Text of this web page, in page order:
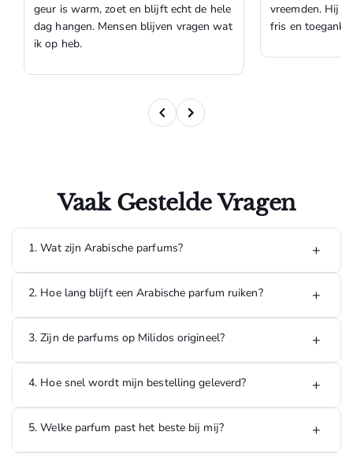
geur is warm, zoet en blijft echt de hele
dag hangen. Mensen blijven vragen wat
ik op heb.
vreemden. Hij
fris en
Vaak Gestelde Vragen
1. Wat zijn Arabische parfums? +
langdurige geuren. Ze bevatten vaak ingrediënten zoals
2. Hoe lang blijft een Arabische parfum ruiken? +
concentratie geurstoffen en kunnen 8 tot 24 uur of langer
3. Zijn de parfums op Milidos origineel? +
origineel en afkomstig van officiële leveranciers en erkende
4. Hoe snel wordt mijn bestelling geleverd? +
Bestellingen die op werkdagen worden geplaatst, worden
5. Welke parfum past het beste bij mij? +